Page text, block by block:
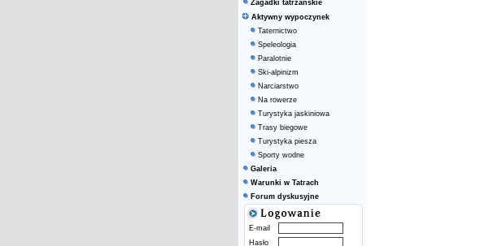
Zagadki tatrzańskie
Aktywny wypoczynek
Taternictwo
Speleologia
Paralotnie
Ski-alpinizm
Narciarstwo
Na rowerze
Turystyka jaskiniowa
Trasy biegowe
Turystyka piesza
Sporty wodne
Galeria
Warunki w Tatrach
Forum dyskusyjne
E-mail
Hasło